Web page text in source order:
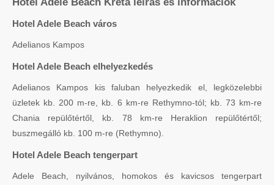
Hotel Adele Beach város
Adelianos Kampos
Hotel Adele Beach elhelyezkedés
Adelianos Kampos kis faluban helyezkedik el, legközelebbi
üzletek kb. 200 m-re, kb. 6 km-re Rethymno-tól; kb. 73 km-re
Chania repülőtértől, kb. 78 km-re Heraklion repülőtértől;
buszmegálló kb. 100 m-re (Rethymno).
Hotel Adele Beach tengerpart
Adele Beach, nyilvános, homokos és kavicsos tengerpart